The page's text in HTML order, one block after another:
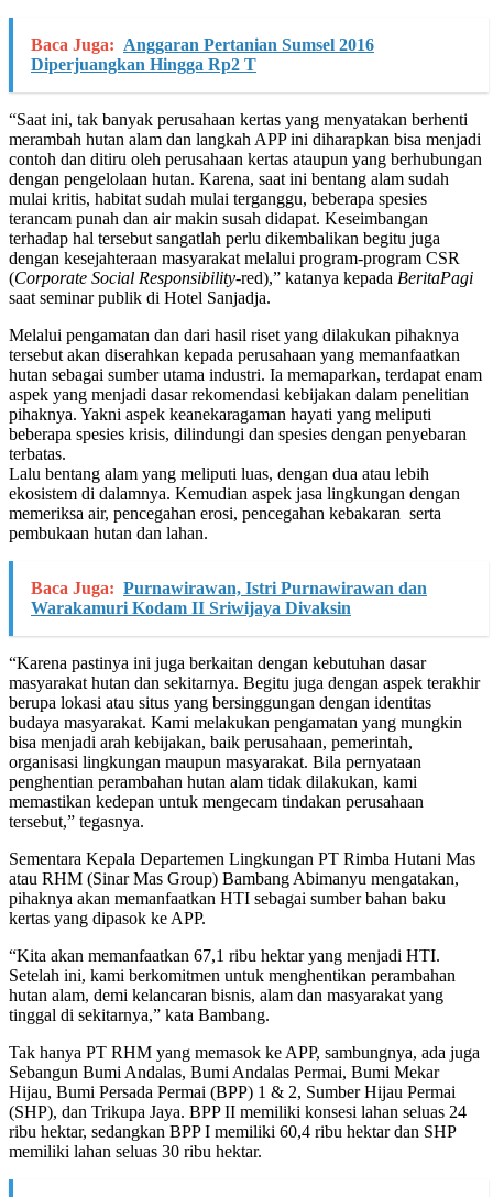
Baca Juga: Anggaran Pertanian Sumsel 2016
Diperjuangkan Hingga Rp2 T
“Saat ini, tak banyak perusahaan kertas yang menyatakan berhenti
merambah hutan alam dan langkah APP ini diharapkan bisa menjadi
contoh dan ditiru oleh perusahaan kertas ataupun yang berhubungan
dengan pengelolaan hutan. Karena, saat ini bentang alam sudah
mulai kritis, habitat sudah mulai terganggu, beberapa spesies
terancam punah dan air makin susah didapat. Keseimbangan
terhadap hal tersebut sangatlah perlu dikembalikan begitu juga
dengan kesejahteraan masyarakat melalui program-program CSR
(Corporate Social Responsibility-red),” katanya kepada BeritaPagi
saat seminar publik di Hotel Sanjadja.
Melalui pengamatan dan dari hasil riset yang dilakukan pihaknya
tersebut akan diserahkan kepada perusahaan yang memanfaatkan
hutan sebagai sumber utama industri. Ia memaparkan, terdapat enam
aspek yang menjadi dasar rekomendasi kebijakan dalam penelitian
pihaknya. Yakni aspek keanekaragaman hayati yang meliputi
beberapa spesies krisis, dilindungi dan spesies dengan penyebaran
terbatas.
Lalu bentang alam yang meliputi luas, dengan dua atau lebih
ekosistem di dalamnya. Kemudian aspek jasa lingkungan dengan
memeriksa air, pencegahan erosi, pencegahan kebakaran serta
pembukaan hutan dan lahan.
Baca Juga: Purnawirawan, Istri Purnawirawan dan
Warakamuri Kodam II Sriwijaya Divaksin
“Karena pastinya ini juga berkaitan dengan kebutuhan dasar
masyarakat hutan dan sekitarnya. Begitu juga dengan aspek terakhir
berupa lokasi atau situs yang bersinggungan dengan identitas
budaya masyarakat. Kami melakukan pengamatan yang mungkin
bisa menjadi arah kebijakan, baik perusahaan, pemerintah,
organisasi lingkungan maupun masyarakat. Bila pernyataan
penghentian perambahan hutan alam tidak dilakukan, kami
memastikan kedepan untuk mengecam tindakan perusahaan
tersebut,” tegasnya.
Sementara Kepala Departemen Lingkungan PT Rimba Hutani Mas
atau RHM (Sinar Mas Group) Bambang Abimanyu mengatakan,
pihaknya akan memanfaatkan HTI sebagai sumber bahan baku
kertas yang dipasok ke APP.
“Kita akan memanfaatkan 67,1 ribu hektar yang menjadi HTI.
Setelah ini, kami berkomitmen untuk menghentikan perambahan
hutan alam, demi kelancaran bisnis, alam dan masyarakat yang
tinggal di sekitarnya,” kata Bambang.
Tak hanya PT RHM yang memasok ke APP, sambungnya, ada juga
Sebangun Bumi Andalas, Bumi Andalas Permai, Bumi Mekar
Hijau, Bumi Persada Permai (BPP) 1 & 2, Sumber Hijau Permai
(SHP), dan Trikupa Jaya. BPP II memiliki konsesi lahan seluas 24
ribu hektar, sedangkan BPP I memiliki 60,4 ribu hektar dan SHP
memiliki lahan seluas 30 ribu hektar.